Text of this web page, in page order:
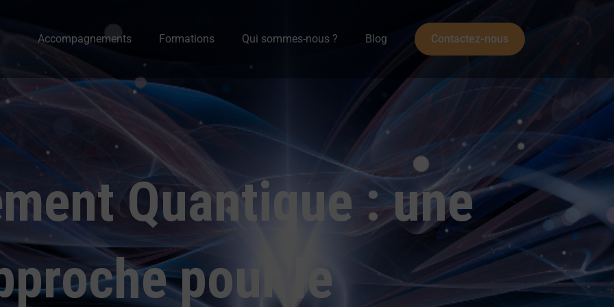
Accompagnements Formations Qui sommes-nous ? Blog Contactez-nous
Quantique : une
pour le